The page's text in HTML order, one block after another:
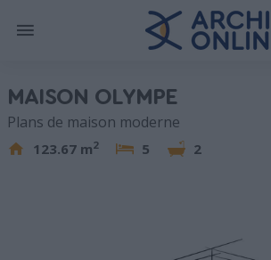
MAISON OLYMPE
Plans de maison moderne
123.67 m2 5 2